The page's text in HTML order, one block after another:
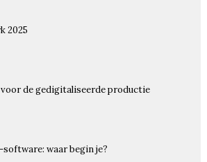
2025
de gedigitaliseerde productie
waar begin je?